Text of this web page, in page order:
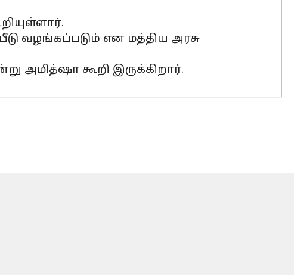
வழங்கப்படும் என மத்திய அரசு
அமித்ஷா கூறி இருக்கிறார்.